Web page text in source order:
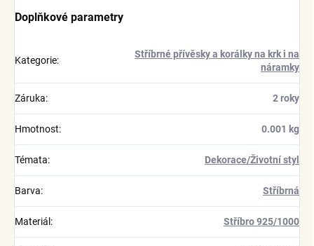
Doplňkové parametry
Kategorie:
Stříbrné přívěsky a korálky na krk i na
náramky
Záruka: 2 roky
Hmotnost: 0.001 kg
Témata: Dekorace/Životní styl
Barva: Stříbrná
Materiál : Stříbro 925/1000